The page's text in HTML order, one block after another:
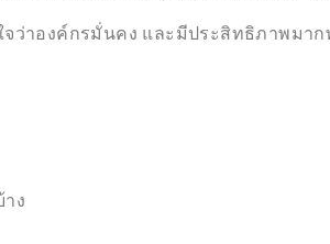
าองค์กรมั่นคง และมีประสิทธิภาพมาก
ง